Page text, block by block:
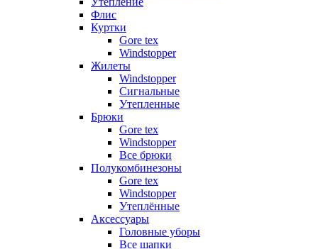
Флис
Куртки
Gore tex
Windstopper
Жилеты
Windstopper
Сигнальные
Утепленные
Брюки
Gore tex
Windstopper
Все брюки
Полукомбинезоны
Gore tex
Windstopper
Утеплённые
Аксессуары
Головные уборы
Все шапки